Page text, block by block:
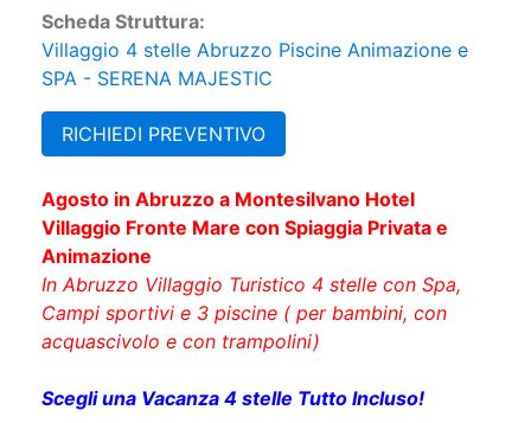
Scheda Struttura:
Villaggio 4 stelle Abruzzo Piscine Animazione e
SPA - SERENA MAJESTIC
RICHIEDI PREVENTIVO
Agosto in Abruzzo a Montesilvano Hotel
Villaggio Fronte Mare con Spiaggia Privata e
Animazione
In Abruzzo Villaggio Turistico 4 stelle con Spa,
Campi sportivi e 3 piscine ( per bambini, con
acquascivolo e con trampolini)
Scegli una Vacanza 4 stelle Tutto Incluso!